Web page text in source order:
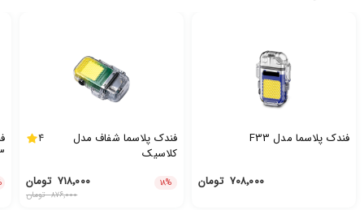
فندک پلاسما مدل F33
۷۰۸٬۰۰۰ تومان
فندک پلاسما شفاف مدل
کلاسیک
4
۱۸% ۷۱۸٬۰۰۰ تومان
۸۷۶٬۰۰۰تومان